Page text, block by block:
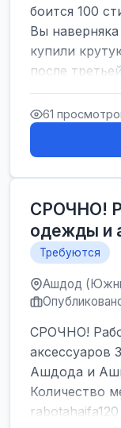
боится 100
Вы
купили
после
после
61
СРОЧНО!
одежды и
Требуются
Ашдод
СРОЧНО!
аксессуаров
Ашдода и
Количество
rabotahaifa120